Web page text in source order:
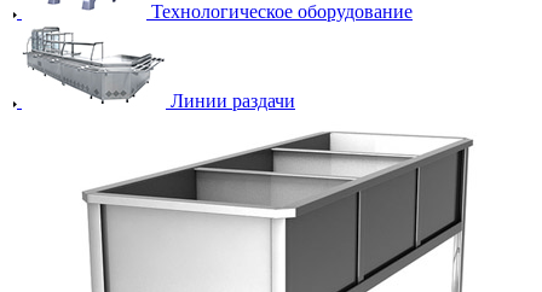
Технологическое оборудование
Линии раздачи